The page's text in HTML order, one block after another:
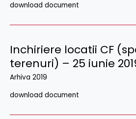
download document
Inchiriere locatii CF
terenuri) – 25 iunie
Arhiva 2019
download document